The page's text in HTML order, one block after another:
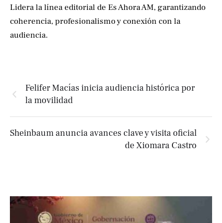
Lidera la línea editorial de Es Ahora AM, garantizando
coherencia, profesionalismo y conexión con la
audiencia.
Felifer Macías inicia audiencia histórica por
la movilidad
Sheinbaum anuncia avances clave y visita oficial
de Xiomara Castro